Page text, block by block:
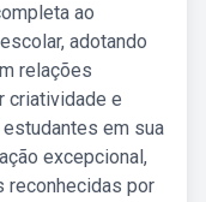
ao
adotando
relações
criatividade e
em sua
excepcional,
reconhecidas por